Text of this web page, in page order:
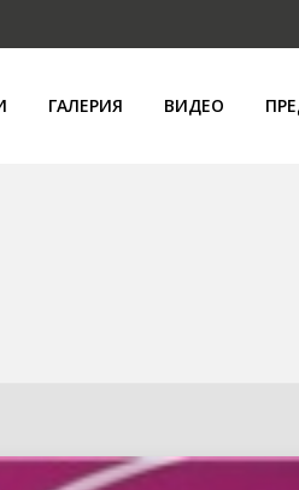
ГАЛЕРИЯ ВИДЕО